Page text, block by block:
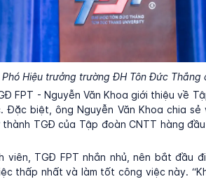
Phó Hiệu trưởng trường ĐH Tôn Đức
FPT - Nguyễn Văn Khoa giới thiệu về
Đặc biệt, ông Nguyễn Văn Khoa chia
TGĐ của Tập đoàn CNTT hàng
viên, TGĐ FPT nhắn nhủ, nên bắt đầu
thấp nhất và làm tốt công việc này.